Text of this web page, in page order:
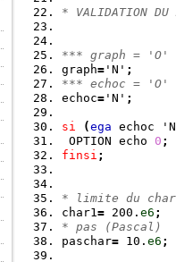
* VALIDATION DU
*** graph = 'O'
graph= 'N' ;
*** echoc = 'O'
echoc= 'N' ;
si (ega echoc
OPTION echo 0 ;
finsi ;
* limite du
char1= 200. e6 ;
* pas (Pascal)
paschar= 10. e6 ;